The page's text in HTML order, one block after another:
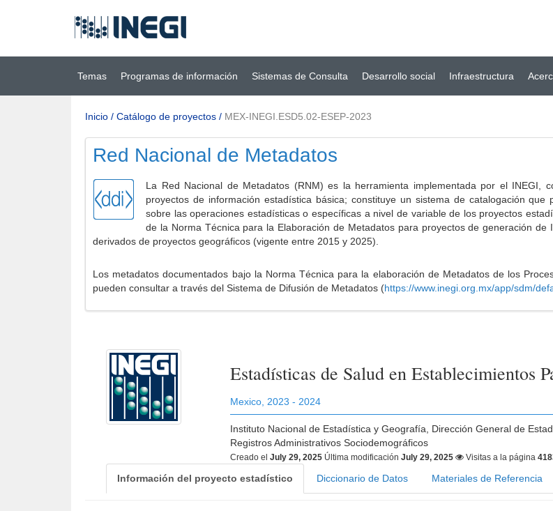
principal
(INEGI)
Temas Programas de información Sistemas de Consulta Desarrollo social Infraestructura
Inicio / Catálogo de proyectos / MEX-INEGI.ESD5.02-ESEP-2023
Red Nacional de Metadatos
La Red Nacional de Metadatos (RNM) es la herramienta implementada por el INEGI,
proyectos de información estadística básica; constituye un sistema de catalogación
sobre las operaciones estadísticas o específicas a nivel de variable de los proyectos
de la Norma Técnica para la Elaboración de Metadatos para proyectos de generación
derivados de proyectos geográficos (vigente entre 2015 y 2025).
Los metadatos documentados bajo la Norma Técnica para la elaboración de Metadatos de los
pueden consultar a través del Sistema de Difusión de Metadatos (https://www.inegi.org.mx/app/sdm/
Estadísticas de Salud en Establecimientos
Mexico 2023 - 2024
Instituto Nacional de Estadística y Geografía, Dirección General de
Registros Administrativos Sociodemográficos
Creado elJuly 29, 2025 Última modificaciónJuly 29, 2025 Visitas a la página
Información del proyecto estadístico Diccionario de Datos Materiales de Referencia